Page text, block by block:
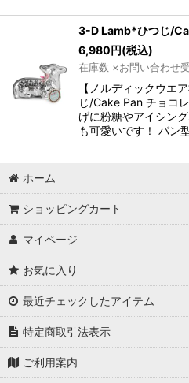
3-D Lamb*ひつじ/
6,980円(税込)
在庫数 ×お問い合わせ
【ノルディックウエ
じ/Cake Pan チョコ
げに粉糖やアイシン
も可愛いです！ パン
ホーム
ショッピングカート
マイページ
お気に入り
最近チェックしたアイテム
特定商取引法表示
ご利用案内